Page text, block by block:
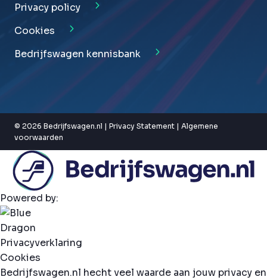
Privacy policy
Cookies
Bedrijfswagen kennisbank
© 2026 Bedrijfswagen.nl | Privacy Statement | Algemene
voorwaarden
Powered by:
Privacyverklaring
Cookies
Bedrijfswagen.nl hecht veel waarde aan jouw privacy en